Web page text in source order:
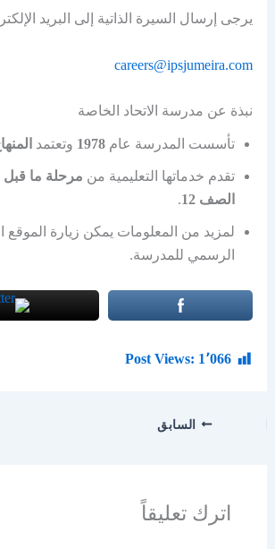
يرجى إرسال السيرة الذاتية إلى البريد
careers@ipsjumeira.com
نبذة عن مدرسة الاتحاد الخاصة
تأسست المدرسة عام 1978 وتعتمد
تقدم خدماتها التعليمية من مرحلة ما
الصف 12
.
لمزيد من المعلومات يمكن زيارة الموقع
الرسمي للمدرسة.
Post Views: 1٬066
السابق
اترك تعليقاً